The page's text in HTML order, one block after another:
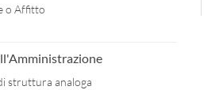
o Affitto
struttura analoga